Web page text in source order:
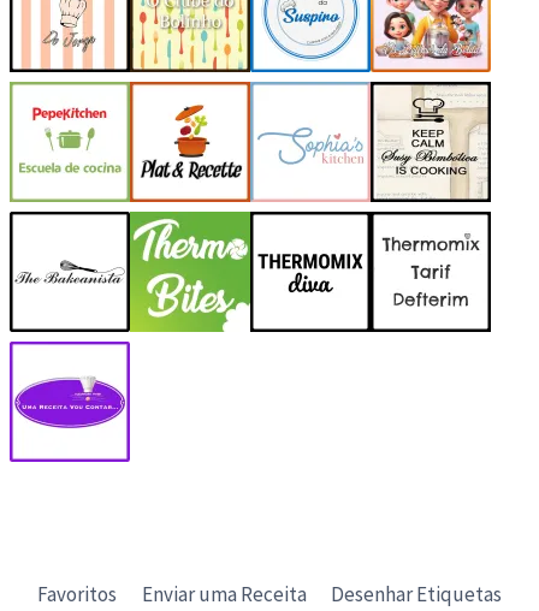
Favoritos Enviar uma Receita Desenhar Etiquetas